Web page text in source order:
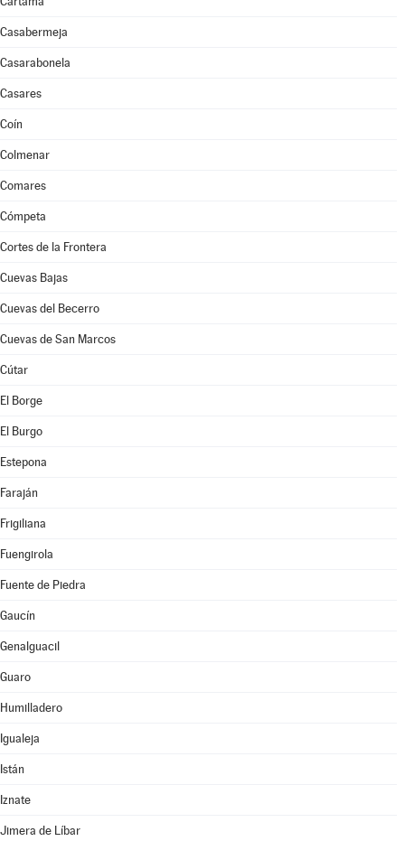
Casabermeja
Casarabonela
Casares
Coín
Colmenar
Comares
Cómpeta
Cortes de la Frontera
Cuevas Bajas
Cuevas del Becerro
Cuevas de San Marcos
Cútar
El Borge
El Burgo
Estepona
Faraján
Frigiliana
Fuengirola
Fuente de Piedra
Gaucín
Genalguacil
Guaro
Humilladero
Igualeja
Istán
Iznate
Jimera de Líbar